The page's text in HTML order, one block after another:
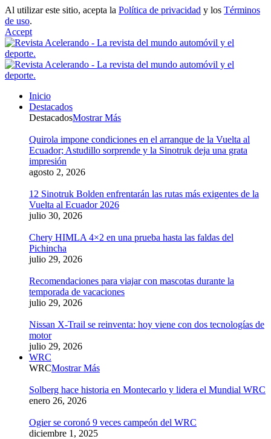
Al utilizar este sitio, acepta la Política de privacidad y los Términos
de uso.
Accept
Inicio
Destacados
DestacadosMostrar Más
Quirola impone condiciones en el arranque de la Vuelta al
Ecuador; Astudillo sorprende y la Sinotruk deja una grata
impresión
agosto 2, 2026
12 Sinotruk Bolden enfrentarán las rutas más exigentes de la
Vuelta al Ecuador 2026
julio 30, 2026
Chery HIMLA 4×2 en una prueba hasta las faldas del
Pichincha
julio 29, 2026
Recomendaciones para viajar con mascotas durante la
temporada de vacaciones
julio 29, 2026
Nissan X-Trail se reinventa: hoy viene con dos tecnologías de
motor
julio 29, 2026
WRC
WRCMostrar Más
Solberg hace historia en Montecarlo y lidera el Mundial WRC
enero 26, 2026
Ogier se coronó 9 veces campeón del WRC
diciembre 1, 2025